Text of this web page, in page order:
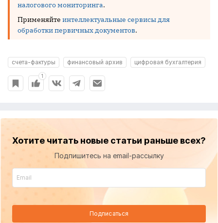
налогового мониторинга.
Применяйте интеллектуальные сервисы для
обработки первичных документов.
счета-фактуры финансовый архив цифровая бухгалтерия
1
Хотите читать новые статьи раньше всех?
Подпишитесь на email-рассылку
Подписаться